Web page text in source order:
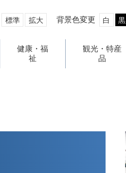
標準 拡大 背景色変更 白 黒
健康・福
祉
観光・特産
品